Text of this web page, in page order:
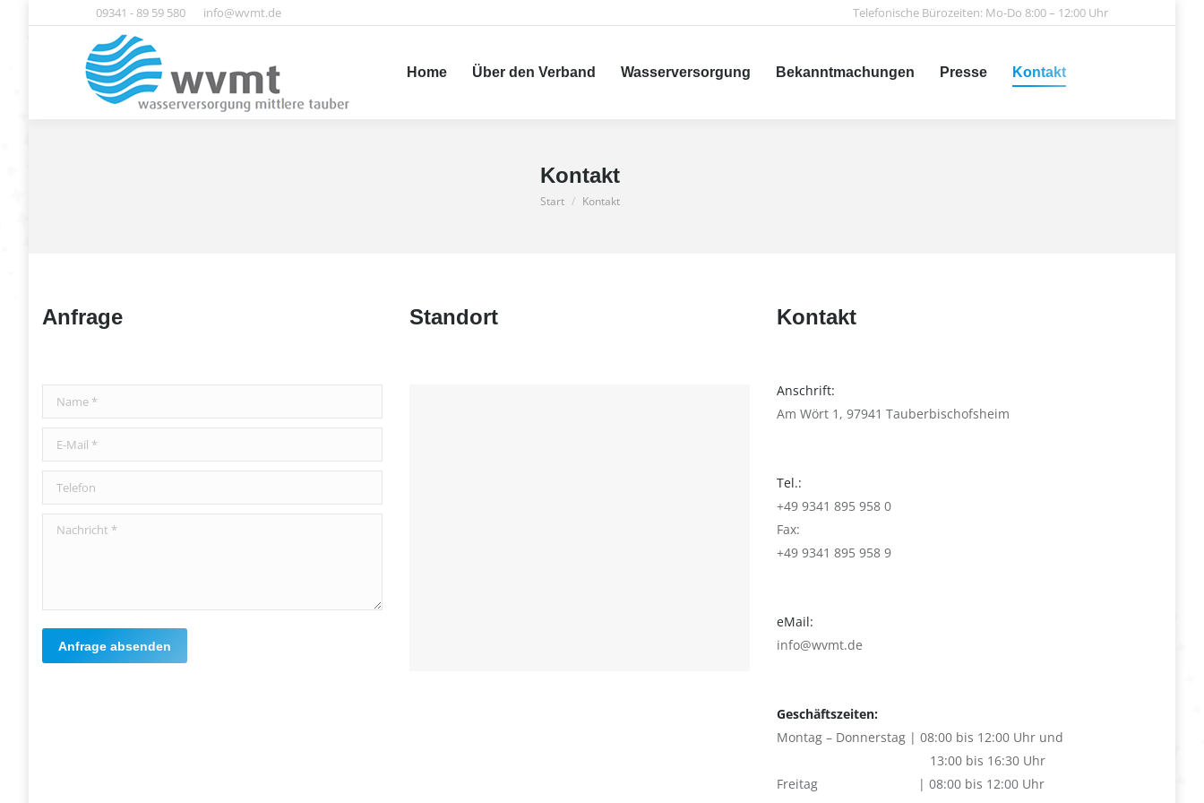
09341 - 89 59 580 info@wvmt.de Telefonische Bürozeiten: Mo-Do 8:00 – 12:00 Uhr
Home Über den Verband Wasserversorgung Bekanntmachungen Presse Kontakt
Kontakt
Sie befinden sich hier:
Start Kontakt
Anfrage
Name *
E-Mail *
Telefon
Nachricht *
Anfrage absenden
Standort Kontakt
Anschrift:
Am Wört 1, 97941 Tauberbischofsheim
Tel.:
+49 9341 895 958 0
Fax:
+49 9341 895 958 9
eMail:
info@wvmt.de
Geschäftszeiten:
Montag – Donnerstag | 08:00 bis 12:00 Uhr und
13:00 bis 16:30 Uhr
Freitag | 08:00 bis 12:00 Uhr